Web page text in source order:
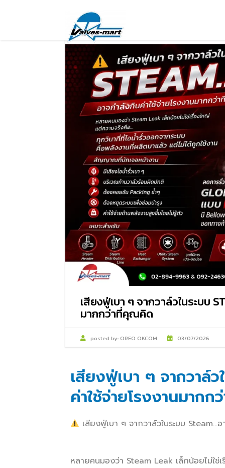
เสียงฟู่เบา ๆ จากวาล์วในระบบ
มากกว่าที่คุณคิด
posted by: OREO OKCOM 03/07/2026
เสียงฟู่เบา ๆ จากวาล์
ค่าใช้จ่ายโรงงานมาก
เสียงฟู่เบา ๆ จากวาล์วในระบบ
หลายคนมองว่า Steam Leak เล็กน้อยไม่ใช่